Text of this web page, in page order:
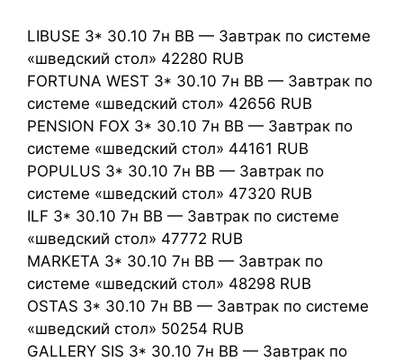
LIBUSE 3* 30.10 7н BB — Завтрак по системе
«шведский стол» 42280 RUB
FORTUNA WEST 3* 30.10 7н BB — Завтрак по
системе «шведский стол» 42656 RUB
PENSION FOX 3* 30.10 7н BB — Завтрак по
системе «шведский стол» 44161 RUB
POPULUS 3* 30.10 7н BB — Завтрак по
системе «шведский стол» 47320 RUB
ILF 3* 30.10 7н BB — Завтрак по системе
«шведский стол» 47772 RUB
MARKETA 3* 30.10 7н BB — Завтрак по
системе «шведский стол» 48298 RUB
OSTAS 3* 30.10 7н BB — Завтрак по системе
«шведский стол» 50254 RUB
GALLERY SIS 3* 30.10 7н BB — Завтрак по